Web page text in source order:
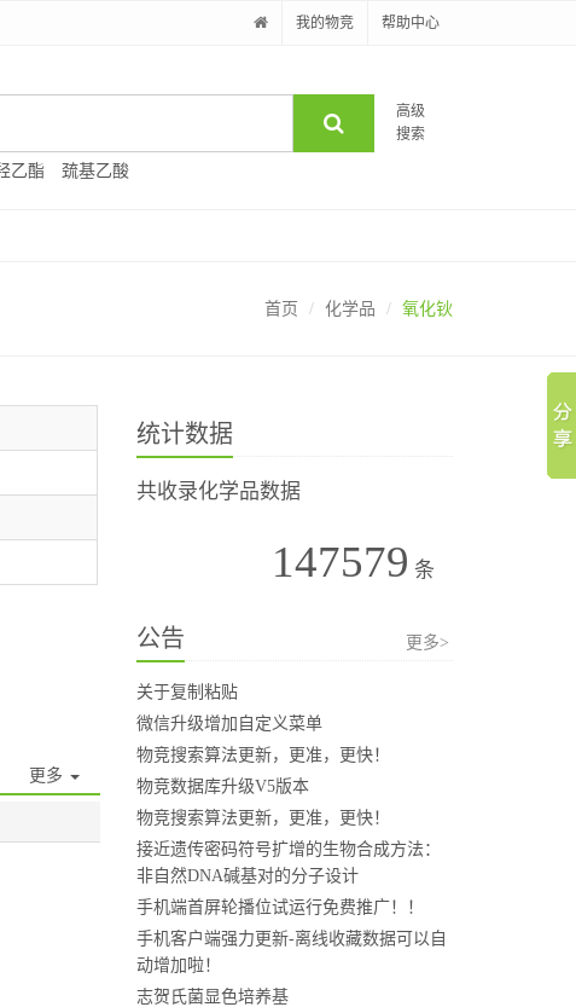
我的物竞 帮助中心
高级
搜索
乙酯 巯基乙酸
首页 化学品 氧化钬
更多
统计数据
共收录化学品数据
147579 条
公告 更多>
关于复制粘贴
微信升级增加自定义菜单
物竞搜索算法更新，更准，更快！
物竞数据库升级V5版本
物竞搜索算法更新，更准，更快！
接近遗传密码符号扩增的生物合成方法：
非自然DNA碱基对的分子设计
手机端首屏轮播位试运行免费推广！！
手机客户端强力更新-离线收藏数据可以自
动增加啦！
志贺氏菌显色培养基